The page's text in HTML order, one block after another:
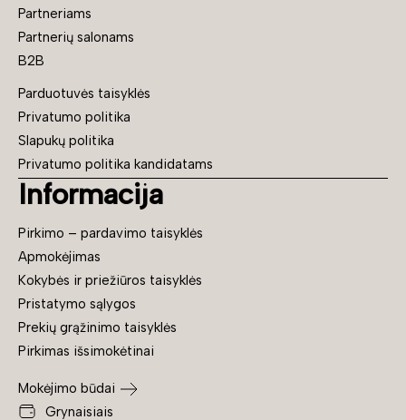
Partneriams
Partnerių salonams
B2B
Parduotuvės taisyklės
Privatumo politika
Slapukų politika
Privatumo politika kandidatams
Informacija
Pirkimo – pardavimo taisyklės
Apmokėjimas
Kokybės ir priežiūros taisyklės
Pristatymo sąlygos
Prekių grąžinimo taisyklės
Pirkimas išsimokėtinai
Mokėjimo būdai
Grynaisiais